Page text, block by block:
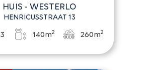
HUIS - WESTERLO
HENRICUSSTRAAT 13
3 140m2 260m2